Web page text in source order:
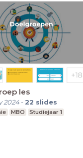
les
2024- 22 slides
MBO Studiejaar 1